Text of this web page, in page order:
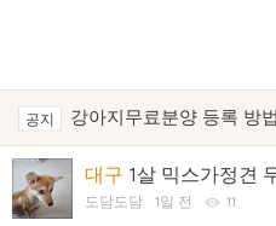
공지 강아지무료분양 등록 방
대구 1살 믹스가정견
도담도담 1일 전 11